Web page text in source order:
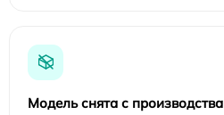
Модель снята с производства